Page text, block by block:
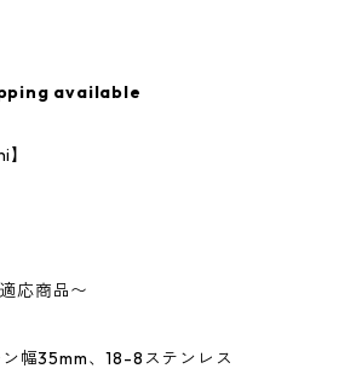
available
応商品〜
幅35mm、18-8ステンレス